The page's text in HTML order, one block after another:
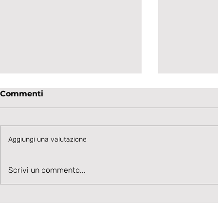
Grandi soddisfazioni in
Commenti
Aggiungi una valutazione
Scrivi un commento...